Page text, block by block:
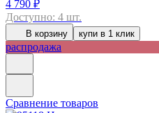
4 790 ₽
Доступно: 4 шт.
В корзину купи в 1 клик
распродажа
Сравнение товаров